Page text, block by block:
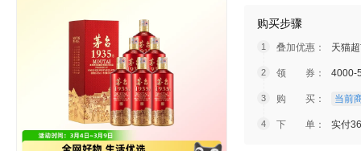
购买步骤
叠加优惠： 天猫
领 券： 4000-
购 买： 当前
下 单： 实付